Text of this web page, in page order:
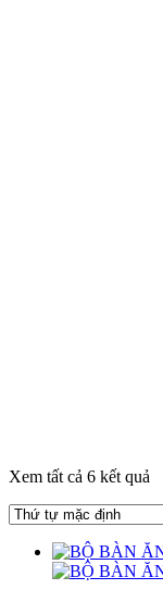
Xem tất cả 6 kết quả